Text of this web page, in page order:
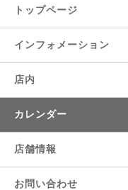
トップページ
インフォメーション
店内
カレンダー
店舗情報
お問い合わせ